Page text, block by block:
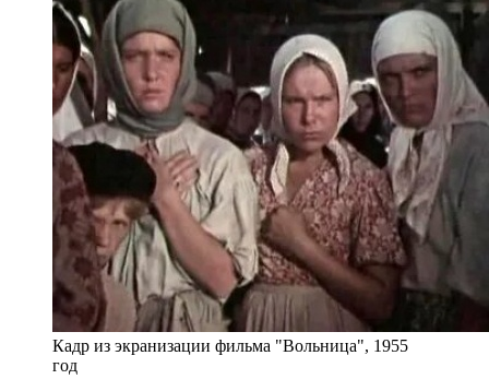
Кадр из экранизации фильма "Вольница", 1955
год